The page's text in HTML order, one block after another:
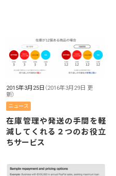
2015年3月25日 （2016年3月29日 更
新）
ニュース
在庫管理や発送の手間を軽
減してくれる２つのお役立
ちサービス